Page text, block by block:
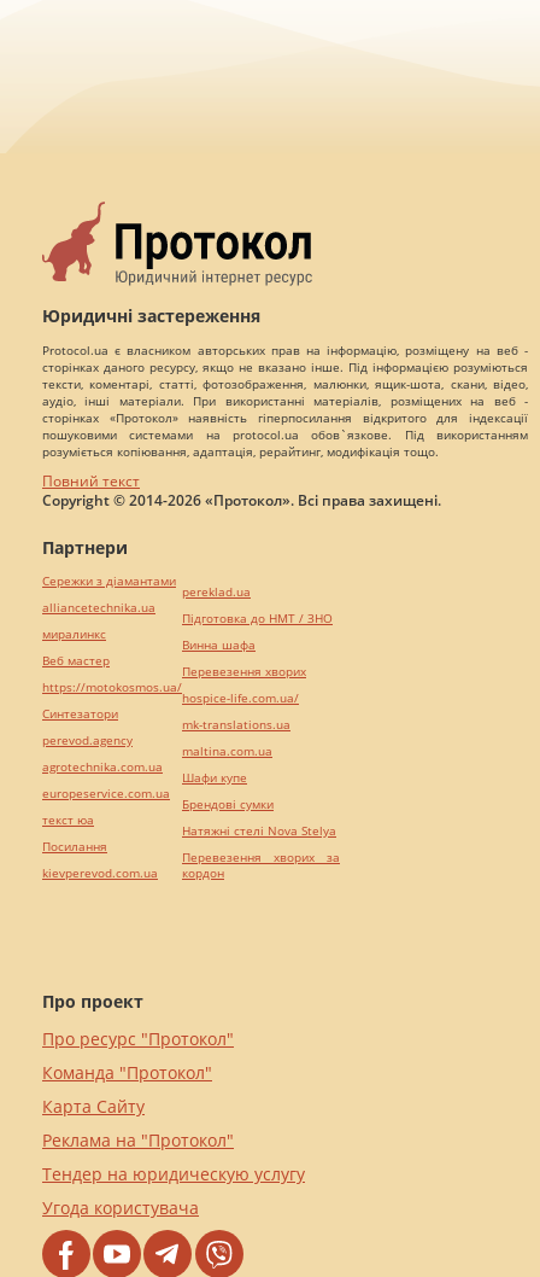
Юридичні застереження
Protocol.ua є власником авторських прав на інформацію, розміщену на веб -
сторінках даного ресурсу, якщо не вказано інше. Під інформацією розуміються
тексти, коментарі, статті, фотозображення, малюнки, ящик-шота, скани, відео,
аудіо, інші матеріали. При використанні матеріалів, розміщених на веб -
сторінках «Протокол» наявність гіперпосилання відкритого для індексації
пошуковими системами на protocol.ua обов`язкове. Під використанням
розуміється копіювання, адаптація, рерайтинг, модифікація тощо.
Повний текст
Copyright © 2014-2026 «Протокол». Всі права захищені.
Про проект
Про ресурс "Протокол"
Команда "Протокол"
Карта Сайту
Реклама на "Протокол"
Тендер на юридическую услугу
Угода користувача
Партнери
Сережки з діамантами
alliancetechnika.ua
миралинкс
Веб мастер
https://motokosmos.ua/
Синтезатори
perevod.agency
agrotechnika.com.ua
europeservice.com.ua
текст юа
Посилання
kievperevod.com.ua
pereklad.ua
Підготовка до НМТ / ЗНО
Винна шафа
Перевезення хворих
hospice-life.com.ua/
mk-translations.ua
maltina.com.ua
Шафи купе
Брендові сумки
Натяжні стелі Nova Stelya
Перевезення хворих за
кордон